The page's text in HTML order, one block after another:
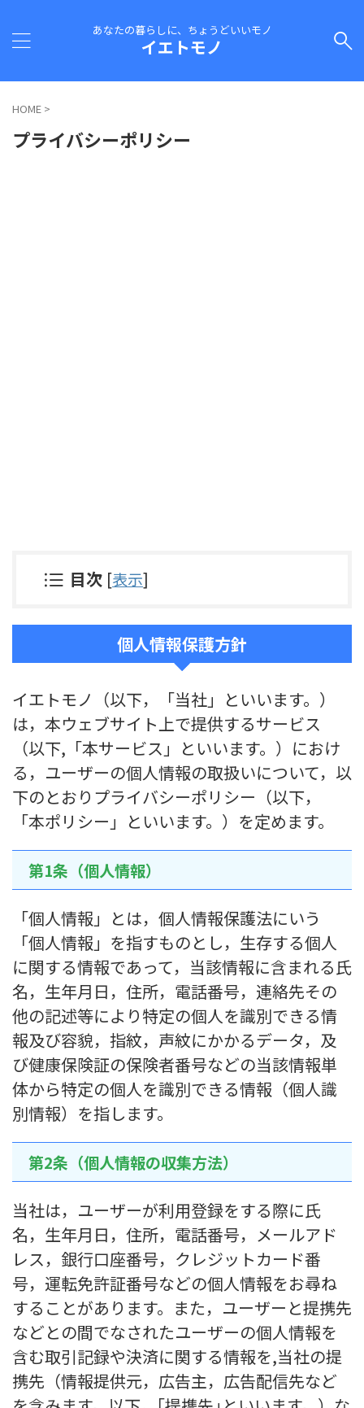
あなたの暮らしに、ちょうどいいモノ
イエトモノ
HOME >
プライバシーポリシー
目次 [表示]
個人情報保護方針
イエトモノ（以下，「当社」といいます。）
は，本ウェブサイト上で提供するサービス
（以下,「本サービス」といいます。）におけ
る，ユーザーの個人情報の取扱いについて，以
下のとおりプライバシーポリシー（以下，
「本ポリシー」といいます。）を定めます。
第1条（個人情報）
「個人情報」とは，個人情報保護法にいう
「個人情報」を指すものとし，生存する個人
に関する情報であって，当該情報に含まれる氏
名，生年月日，住所，電話番号，連絡先その
他の記述等により特定の個人を識別できる情
報及び容貌，指紋，声紋にかかるデータ，及
び健康保険証の保険者番号などの当該情報単
体から特定の個人を識別できる情報（個人識
別情報）を指します。
第2条（個人情報の収集方法）
当社は，ユーザーが利用登録をする際に氏
名，生年月日，住所，電話番号，メールアド
レス，銀行口座番号，クレジットカード番
号，運転免許証番号などの個人情報をお尋ね
することがあります。また，ユーザーと提携先
などとの間でなされたユーザーの個人情報を
含む取引記録や決済に関する情報を,当社の提
携先（情報提供元，広告主，広告配信先など